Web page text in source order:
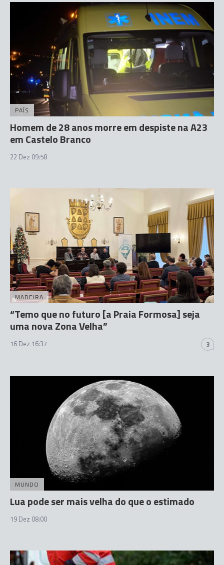
PAÍS
Homem de 28 anos morre em despiste na A23
em Castelo Branco
22 Dez 09:58
MADEIRA
“Temo que no futuro [a Praia Formosa] seja
uma nova Zona Velha”
16 Dez 16:37 3
MUNDO
Lua pode ser mais velha do que o estimado
19 Dez 08:00